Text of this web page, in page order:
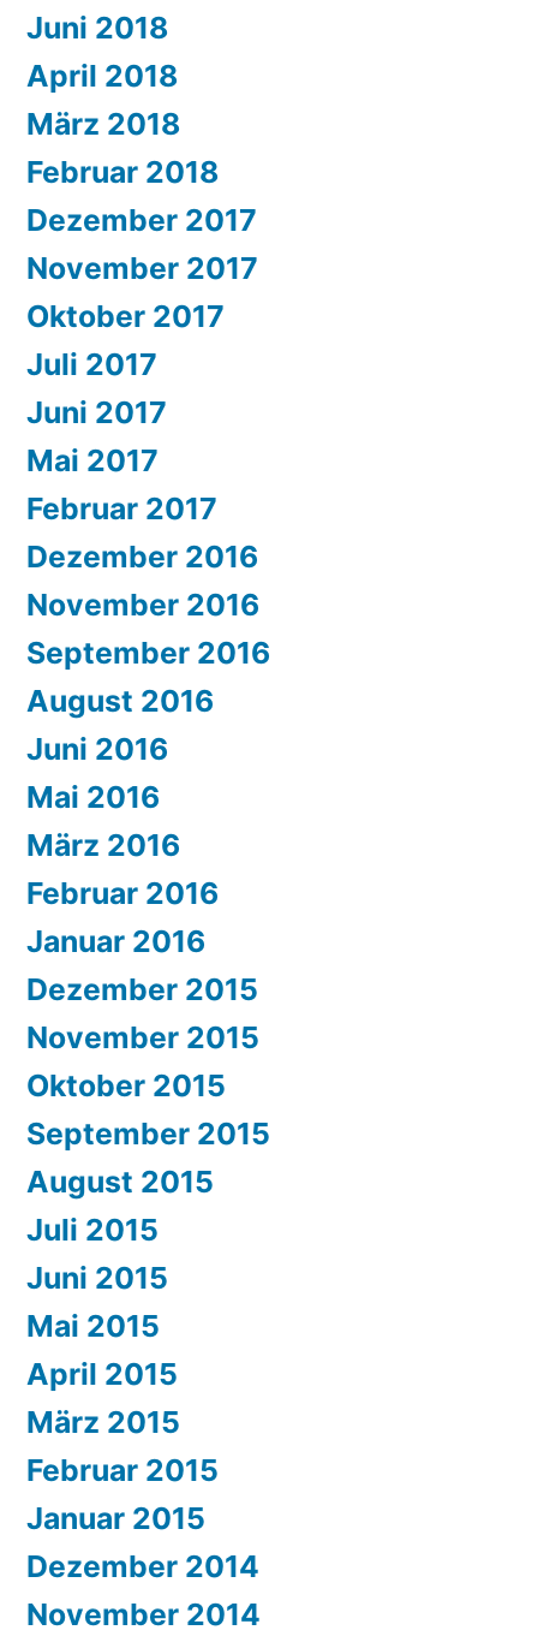
Juni 2018
April 2018
März 2018
Februar 2018
Dezember 2017
November 2017
Oktober 2017
Juli 2017
Juni 2017
Mai 2017
Februar 2017
Dezember 2016
November 2016
September 2016
August 2016
Juni 2016
Mai 2016
März 2016
Februar 2016
Januar 2016
Dezember 2015
November 2015
Oktober 2015
September 2015
August 2015
Juli 2015
Juni 2015
Mai 2015
April 2015
März 2015
Februar 2015
Januar 2015
Dezember 2014
November 2014